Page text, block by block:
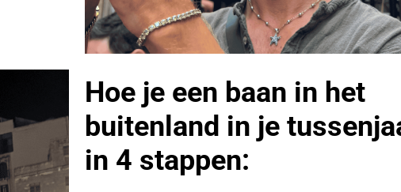
Hoe je een baan in het
buitenland in je
in 4 stappen: